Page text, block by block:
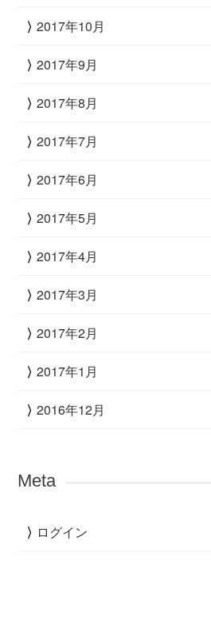
2017年10月
2017年9月
2017年8月
2017年7月
2017年6月
2017年5月
2017年4月
2017年3月
2017年2月
2017年1月
2016年12月
Meta
ログイン